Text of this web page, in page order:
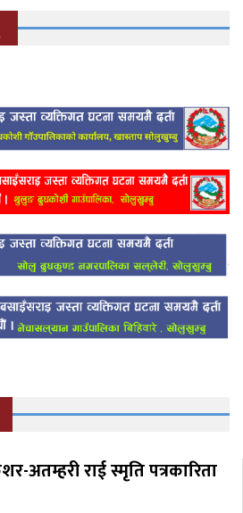
अतम्हरी राई स्मृति पत्रकारिता